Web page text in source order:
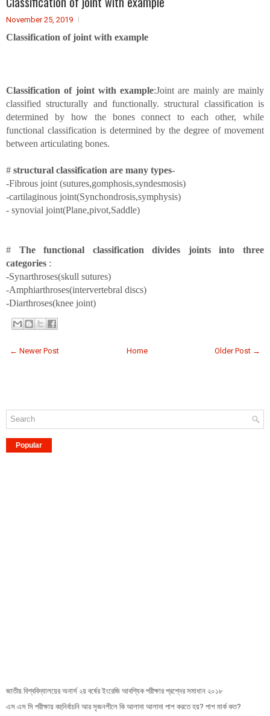
November 25, 2019
Classification of joint with example
Classification of joint with example:Joint are mainly are mainly
classified structurally and functionally. structural classification is
determined by how the bones connect to each other, while
functional classification is determined by the degree of movement
between articulating bones.
# structural classification are many types-
-Fibrous joint (sutures,gomphosis,syndesmosis)
-cartilaginous joint(Synchondrosis,symphysis)
- synovial joint(Plane,pivot,Saddle)
# The functional classification divides joints into three
categories :
-Synarthroses(skull sutures)
-Amphiarthroses(intervertebral discs)
-Diarthroses(knee joint)
← Newer Post Older Post →
Home
Popular
জাতীয় বিশ্ববিদ্যালয়ের অনার্স ২য় বর্ষের ইংরেজি আবশ্যিক পরীক্ষার প্রশ্নের সমাধান ২০১৮
এস এস সি পরীক্ষায় বহুনির্বাচনি আর সৃজনশীলে কি আলাদা আলাদা পাশ করতে হয়? পাশ মার্ক কত?